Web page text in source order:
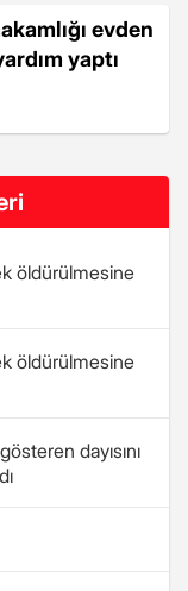
evden
yaptı
öldürülmesine
öldürülmesine
dayısını